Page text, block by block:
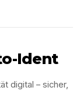
Ident
digital – sicher,